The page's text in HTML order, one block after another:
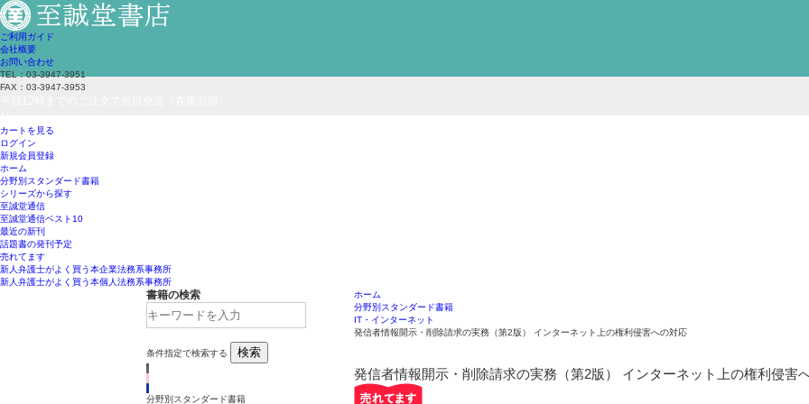
ご利用ガイド
会社概要
お問い合わせ
TEL：03-3947-3951
FAX：03-3947-3953
カートを見る
ログイン
新規会員登録
ホーム
分野別スタンダード書籍
シリーズから探す
至誠堂通信
至誠堂通信ベスト10
最近の新刊
話題書の発刊予定
売れてます
新人弁護士がよく買う本企業法務系事務所
新人弁護士がよく買う本個人法務系事務所
ホーム
分野別スタンダード書籍
IT・インターネット
発信者情報開示・削除請求の実務（第2版） インターネット上の権利侵害への対応
発信者情報開示・削除請求の実務（第2版） インターネット上の権利侵害
書籍の検索
条件指定で検索する 検索
分野別スタンダード書籍